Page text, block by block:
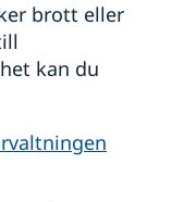
brott eller
kan du